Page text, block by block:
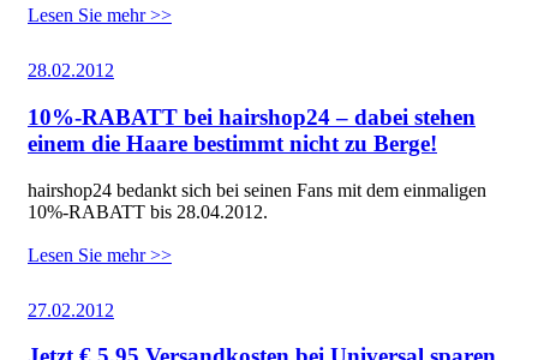
Lesen Sie mehr >>
28.02.2012
10%-RABATT bei hairshop24 – dabei stehen
einem die Haare bestimmt nicht zu Berge!
hairshop24 bedankt sich bei seinen Fans mit dem einmaligen
10%-RABATT bis 28.04.2012.
Lesen Sie mehr >>
27.02.2012